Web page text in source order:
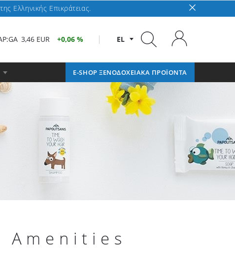
Ελληνικής Επικράτειας.
EL
3,46 EUR 0,06 %
E-SHOP ΞΕΝΟΔΟΧΕΙΑΚΑ ΠΡΟΪΟΝΤΑ
Αmenities